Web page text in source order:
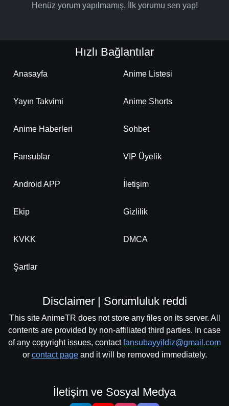
Henüz yorum yapılmamış. İlk yorumu sen yap!
Hızlı Bağlantılar
Anasayfa Anime Listesi
Yayın Takvimi Anime Shorts
Anime Haberleri Sohbet
Fansublar VIP Üyelik
Android APP İletişim
Ekip Gizlilik
KVKK DMCA
Şartlar
Disclaimer | Sorumluluk reddi
This site AnimeTR does not store any files on its server. All
contents are provided by non-affiliated third parties. In case
of any copyright issues, contactfansubayyildiz@gmail.com
or contact pageand it will be removed immediately.
İletişim ve Sosyal Medya